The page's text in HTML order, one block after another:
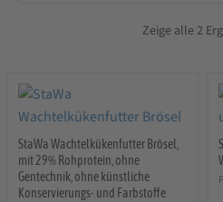
Zeige alle 2
StaWa Wachtelkükenfutter Brösel,
mit 29% Rohprotein, ohne
Gentechnik, ohne künstliche
Konservierungs- und Farbstoffe